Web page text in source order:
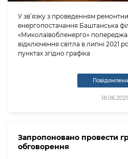
У зв’язку з проведенням
енергопостачання Баштанська
«Миколаївобленерго»
відключення світла в липні 2021
пунктах згідно графіка
18.06.2021
Запропоновано провести
обговорення